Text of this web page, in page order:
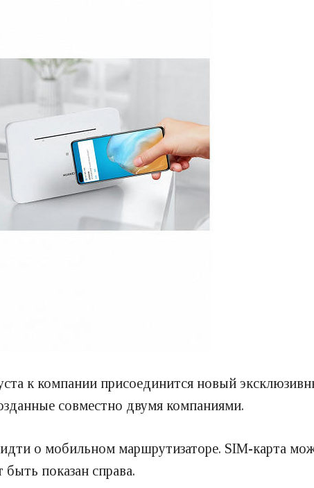
к компании присоединится новый
совместно двумя компаниями.
о мобильном маршрутизаторе. SIM-карта
показан справа.